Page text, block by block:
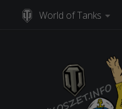
Skip to content
World of Tanks